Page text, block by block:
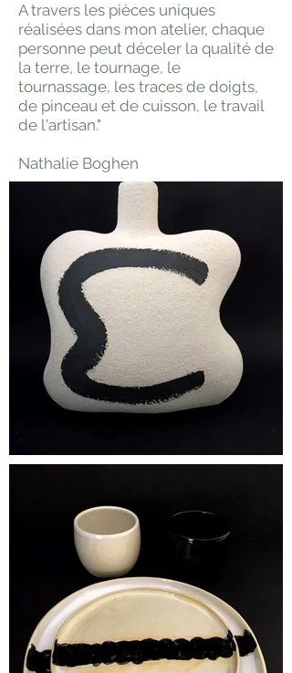
A travers les pièces uniques
réalisées dans mon atelier, chaque
personne peut déceler la qualité de
la terre, le tournage, le
tournassage, les traces de doigts,
de pinceau et de cuisson, le travail
de l'artisan."
Nathalie Boghen